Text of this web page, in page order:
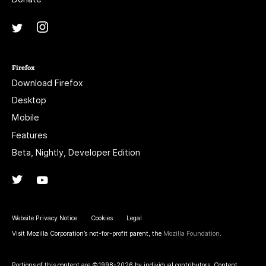
Twitter
Firefox
Download Firefox
Desktop
Mobile
Features
Beta, Nightly, Developer Edition
Twitter
Website Privacy Notice Cookies Legal
Visit Mozilla Corporation’s not-for-profit parent, the Mozilla Foundation.